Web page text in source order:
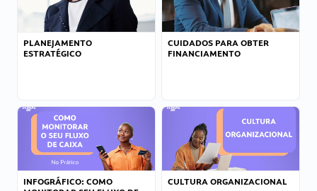
PLANEJAMENTO
ESTRATÉGICO
CUIDADOS PARA OBTER
FINANCIAMENTO
INFOGRÁFICO: COMO
CULTURA ORGANIZACIONAL